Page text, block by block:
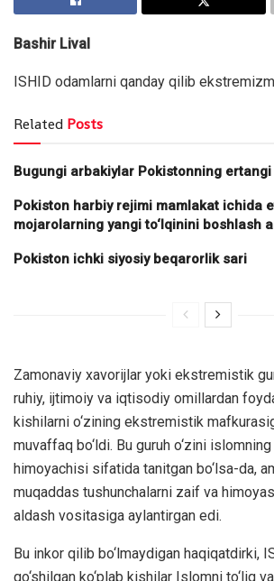
Bashir Lival
ISHID odamlarni qanday qilib
Related Posts
Bugungi arbakiylar Pokistonning
Pokiston harbiy rejimi mamlakat ichida
mojarolarning yangi to‘lqinini boshlash
Pokiston ichki siyosiy beqarorlik sari
Zamonaviy xavorijlar yoki ekstremistik
ruhiy, ijtimoiy va iqtisodiy omillardan
kishilarni o‘zining ekstremistik
muvaffaq bo‘ldi. Bu guruh o‘zini
himoyachisi sifatida tanitgan bo‘lsa-da,
muqaddas tushunchalarni zaif va
aldash vositasiga aylantirgan edi.
Bu inkor qilib bo‘lmaydigan haqiqatdirki,
qo‘shilgan ko‘plab kishilar Islomni to‘liq